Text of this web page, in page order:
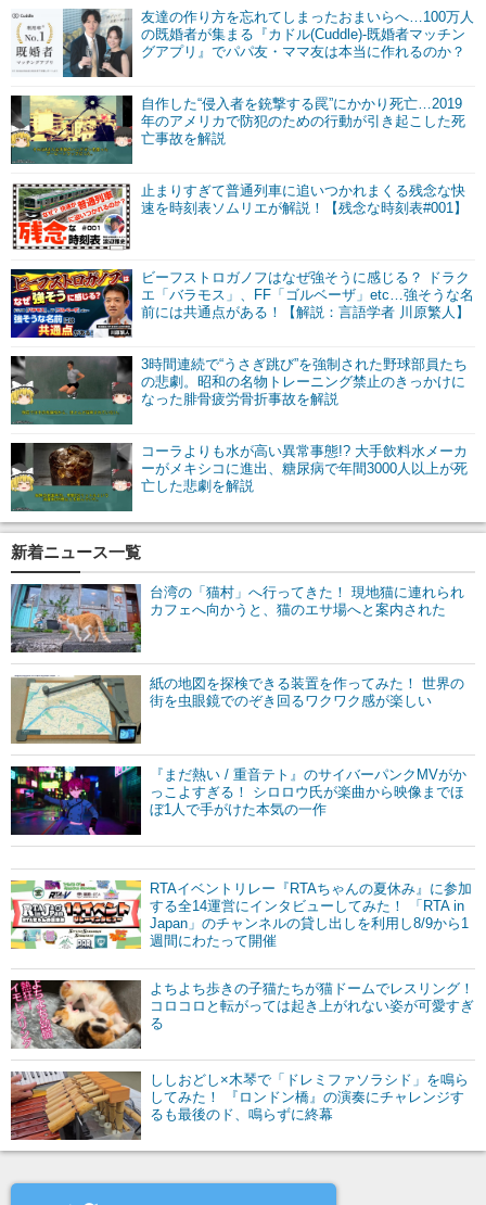
友達の作り方を忘れてしまったおまいらへ…100万人
の既婚者が集まる『カドル(Cuddle)-既婚者マッチン
グアプリ』でパパ友・ママ友は本当に作れるのか？
自作した“侵入者を銃撃する罠”にかかり死亡…2019
年のアメリカで防犯のための行動が引き起こした死
亡事故を解説
止まりすぎて普通列車に追いつかれまくる残念な快
速を時刻表ソムリエが解説！【残念な時刻表#001】
ビーフストロガノフはなぜ強そうに感じる？ ドラク
エ「バラモス」、FF「ゴルベーザ」etc…強そうな名
前には共通点がある！【解説：言語学者 川原繁人】
3時間連続で“うさぎ跳び”を強制された野球部員たち
の悲劇。昭和の名物トレーニング禁止のきっかけに
なった腓骨疲労骨折事故を解説
コーラよりも水が高い異常事態!? 大手飲料水メーカ
ーがメキシコに進出、糖尿病で年間3000人以上が死
亡した悲劇を解説
新着ニュース一覧
台湾の「猫村」へ行ってきた！ 現地猫に連れられ
カフェへ向かうと、猫のエサ場へと案内された
紙の地図を探検できる装置を作ってみた！ 世界の
街を虫眼鏡でのぞき回るワクワク感が楽しい
『まだ熱い / 重音テト』のサイバーパンクMVがか
っこよすぎる！ シロロウ氏が楽曲から映像までほ
ぼ1人で手がけた本気の一作
RTAイベントリレー『RTAちゃんの夏休み』に参加
する全14運営にインタビューしてみた！ 「RTA in
Japan」のチャンネルの貸し出しを利用し8/9から1
週間にわたって開催
よちよち歩きの子猫たちが猫ドームでレスリング！
コロコロと転がっては起き上がれない姿が可愛すぎ
る
ししおどし×木琴で「ドレミファソラシド」を鳴ら
してみた！ 『ロンドン橋』の演奏にチャレンジす
るも最後のド、鳴らずに終幕